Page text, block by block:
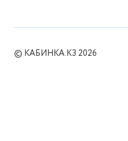
© КАБИНКА.КЗ 2026